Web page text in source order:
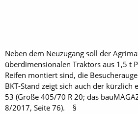
Neben dem Neuzugang soll der
überdimensionalen Traktors aus 1,5 t
Reifen montiert sind, die
BKT-Stand zeigt sich auch der kürzlich
53 (Größe 405/70 R 20; das
8/2017, Seite 76). §